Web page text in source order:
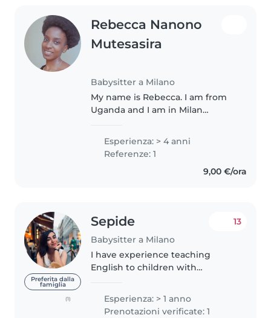
Rebecca Nanono
Mutesasira
Babysitter a Milano
My name is Rebecca. I am from
Uganda and I am in Milan
siblings from when they were
toddlers and as such I am
Esperienza: > 4 anni
Referenze: 1
9,00 €/ora
Preferita dalla
famiglia
(1)
Sepide
Babysitter a Milano
13
I have experience teaching
English to children with
I am a final-year student at
Politecnico di Milano with plenty
Esperienza: > 1 anno
Prenotazioni verificate: 1